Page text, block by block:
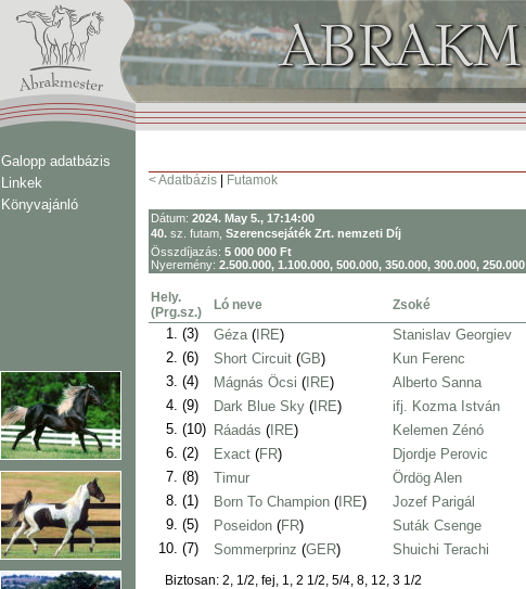
Galopp adatbázis
Linkek
Könyvajánló
< Adatbázis Futamok
Dátum: 2024. May 5., 17:14:00
40. sz. futam, Szerencsejáték Zrt. nemzeti Díj
Összdíjazás: 5 000 000 Ft
Nyeremény: 2.500.000, 1.100.000, 500.000, 350.000, 300.000, 250.000
Hely.
(Prg.sz.)
Ló neve Zsoké
1. (3) Géza( IRE) Stanislav Georgiev
2. (6) Short Circuit (GB) Kun Ferenc
3. (4) Mágnás Öcsi ( IRE) Alberto Sanna
4. (9) Dark Blue Sky ( IRE) ifj. Kozma István
5. (10) Ráadás ( IRE) Kelemen Zénó
6. (2) Exact (FR) Djordje Perovic
7. (8) Timur Ördög Alen
8. (1) Born To Champion ( IRE) Jozef Parigál
9. (5) Poseidon (FR) Suták Csenge
10. (7) Sommerprinz (GER) Shuichi Terachi
Biztosan: 2, 1/2, fej, 1, 2 1/2, 5/4, 8, 12, 3 1/2